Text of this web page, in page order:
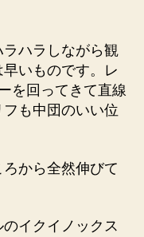
ハラしながら観
いものです。レ
を回ってきて直線
も中団のいい位
から全然伸びて
イクイノックス